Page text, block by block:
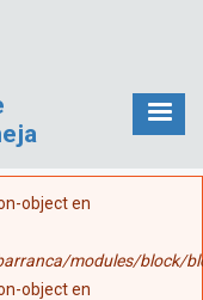
object en
modules/block/
object en